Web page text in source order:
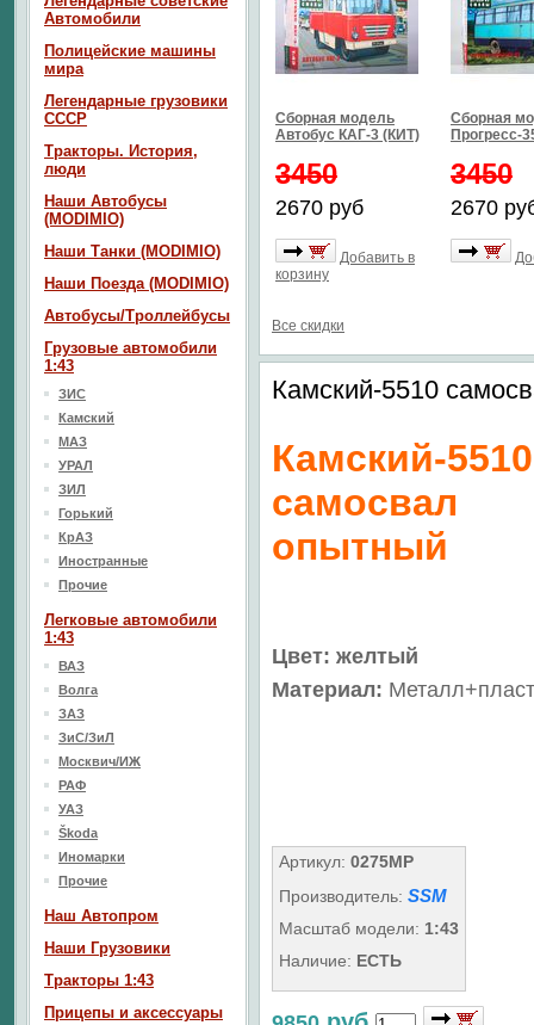
Сборная модель
Автобус КАГ-3 (КИТ)
3450
2670 руб
Добавить в
корзину
Сборная
Прогресс-
3450
2670
Все скидки
Камский-5510
Камский-5510
самосвал
опытный
Цвет: желтый
Материал:
Артикул: 0275MP
Производитель: SSM
Масштаб модели: 1:43
Наличие: ЕСТЬ
Автомобили
Полицейские машины
мира
Легендарные грузовики
СССР
Тракторы. История,
люди
Наши Автобусы
(MODIMIO)
Наши Танки (MODIMIO)
Наши Поезда (MODIMIO)
Автобусы/Троллейбусы
Грузовые автомобили
1:43
ЗИС
Камский
МАЗ
УРАЛ
ЗИЛ
Горький
КрАЗ
Иностранные
Прочие
Легковые автомобили
1:43
ВАЗ
Волга
ЗАЗ
ЗиС/ЗиЛ
Москвич/ИЖ
РАФ
УАЗ
Škoda
Иномарки
Прочие
Наш Aвтопром
Наши Грузовики
Тракторы 1:43
Прицепы и аксессуары